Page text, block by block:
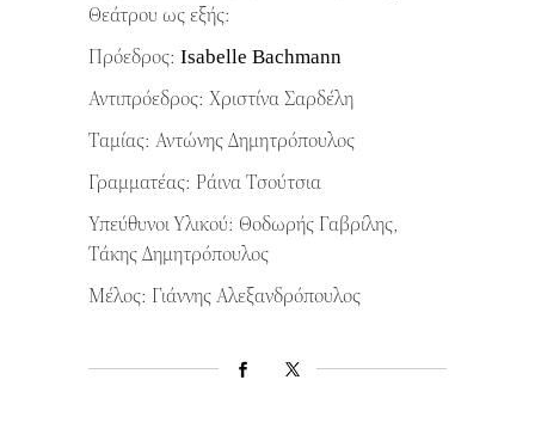
Θεάτρου ως εξής:
Πρόεδρος: Isabelle Bachmann
Αντιπρόεδρος: Χριστίνα Σαρδέλη
Ταμίας: Αντώνης Δημητρόπουλος
Γραμματέας: Ράινα Τσούτσια
Υπεύθυνοι Υλικού: Θοδωρής Γαβρίλης,
Τάκης Δημητρόπουλος
Μέλος: Γιάννης Αλεξανδρόπουλος